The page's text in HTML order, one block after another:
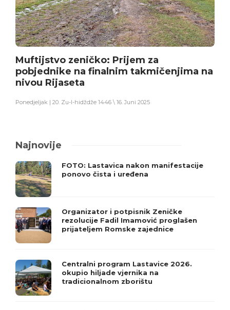
Muftijstvo zeničko: Prijem za
pobjednike na finalnim takmičenjima na
nivou Rijaseta
Ponedjeljak | 20. Zu-l-hidždže 1446 \ 16. Juni 2025
Najnovije
FOTO: Lastavica nakon manifestacije
ponovo čista i uređena
Organizator i potpisnik Zeničke
rezolucije Fadil Imamović proglašen
prijateljem Romske zajednice
Centralni program Lastavice 2026.
okupio hiljade vjernika na
tradicionalnom zborištu